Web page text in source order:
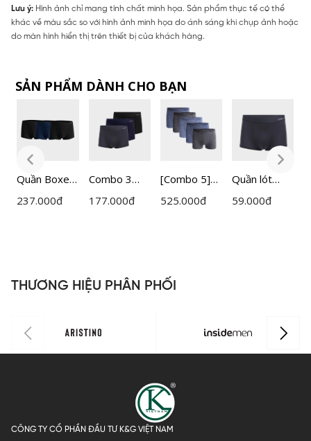
Lưu ý: Hình ảnh chỉ mang tính chất minh họa. Sản phẩm thực tế có thể
khác về màu sắc so với hình ảnh minh họa do ánh sáng khi chụp ảnh hoặc
do màn hình hiển thị trên thiết bị của khách hàng.
SẢN PHẨM DÀNH CHO BẠN
Quần Boxer
Nam
237.000đ
Combo 3
Quần lót
ACTIVE
177.000đ
[Combo 5]
Quần Lót
525.000đ
Quần lót
nam Boxer
59.000đ
THƯƠNG HIỆU PHÂN PHỐI
CÔNG TY CỔ PHẦN ĐẦU TƯ K&G VIỆT NAM